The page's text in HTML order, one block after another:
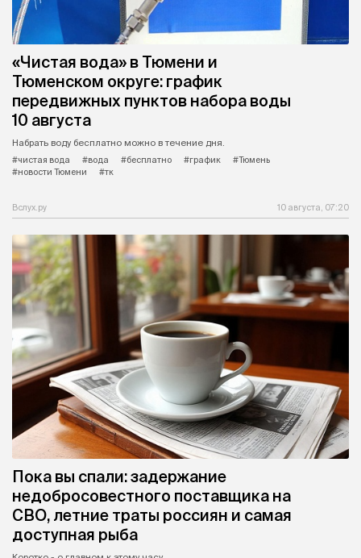
«Чистая вода» в Тюмени и
Тюменском округе: график
передвижных пунктов набора воды
10 августа
Набрать воду бесплатно можно в течение дня.
#чистая вода
#вода #бесплатно #график
#Тюмень
#новости Тюмени
#тк
Вслух.ру 10 августа, 07:20
Пока вы спали: задержание
недобросовестного поставщика на
СВО, летние траты россиян и самая
доступная рыба